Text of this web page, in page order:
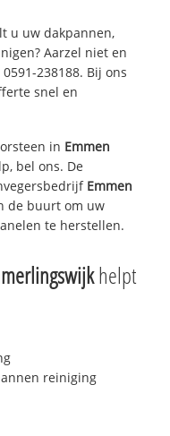
u uw dakpannen,
Aarzel niet en
238188. Bij ons
snel en
in Emmen
bel ons. De
Emmen
de buurt om uw
te herstellen.
helpt
reiniging